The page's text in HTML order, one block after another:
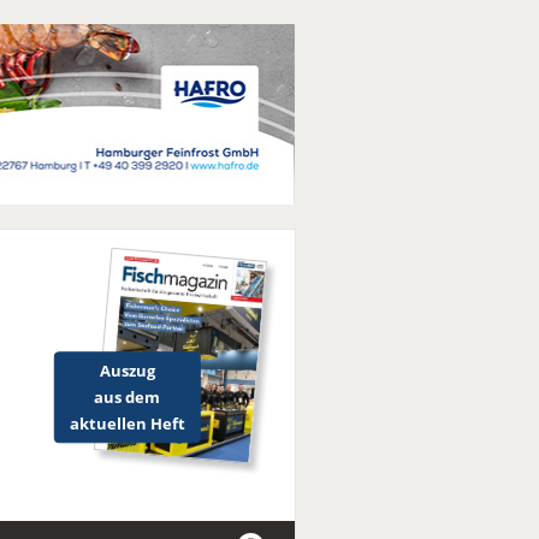
Auszug
aus dem
aktuellen Heft